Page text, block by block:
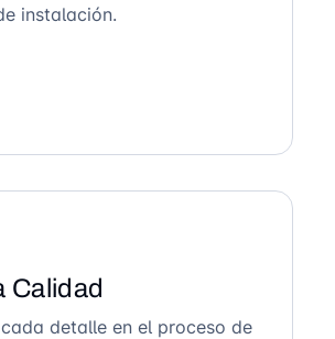
instalación.
Calidad
detalle en el proceso de